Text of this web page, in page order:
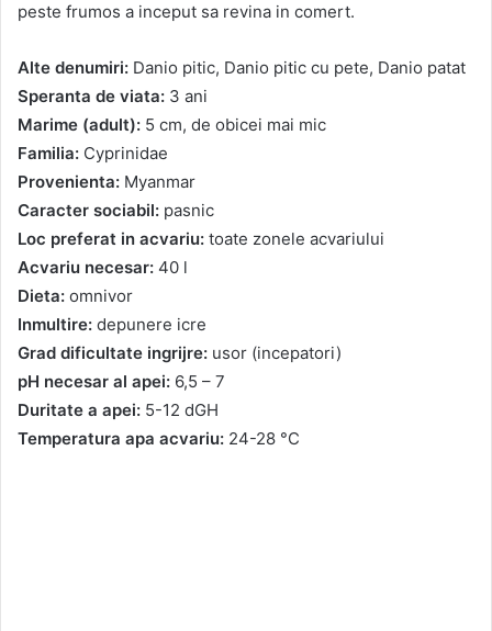
peste frumos a inceput sa revina in comert.
Alte denumiri: Danio pitic, Danio pitic cu pete, Danio patat
Speranta de viata: 3 ani
Marime (adult): 5 cm, de obicei mai mic
Familia: Cyprinidae
Provenienta: Myanmar
Caracter sociabil: pasnic
Loc preferat in acvariu: toate zonele acvariului
Acvariu necesar: 40 l
Dieta: omnivor
Inmultire: depunere icre
Grad dificultate ingrijre: usor (incepatori)
pH necesar al apei: 6,5 – 7
Duritate a apei: 5-12 dGH
Temperatura apa acvariu: 24-28 °C